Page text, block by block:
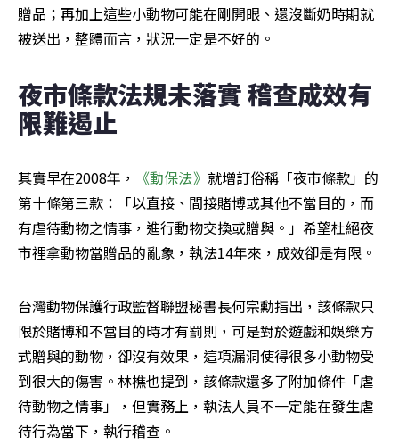
贈品；再加上這些小動物可能在剛開眼、還沒斷奶時期就
被送出，整體而言，狀況一定是不好的。
夜市條款法規未落實 稽查成效有
限難遏止
其實早在2008年， 《動保法》 就增訂俗稱「夜市條款」的
第十條第三款：「以直接、間接賭博或其他不當目的，而
有虐待動物之情事，進行動物交換或贈與。」希望杜絕夜
市裡拿動物當贈品的亂象，執法14年來，成效卻是有限。
台灣動物保護行政監督聯盟秘書長何宗勳指出，該條款只
限於賭博和不當目的時才有罰則，可是對於遊戲和娛樂方
式贈與的動物，卻沒有效果，這項漏洞使得很多小動物受
到很大的傷害。林樵也提到，該條款還多了附加條件「虐
待動物之情事」，但實務上，執法人員不一定能在發生虐
待行為當下，執行稽查。